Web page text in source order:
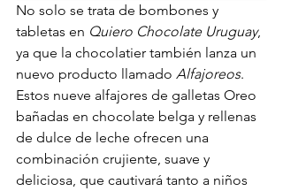
No solo se trata de bombones y
tabletas en Quiero Chocolate Uruguay,
ya que la chocolatier también lanza un
nuevo producto llamado Alfajoreos.
Estos nueve alfajores de galletas Oreo
bañadas en chocolate belga y rellenas
de dulce de leche ofrecen una
combinación crujiente, suave y
deliciosa, que cautivará tanto a niños